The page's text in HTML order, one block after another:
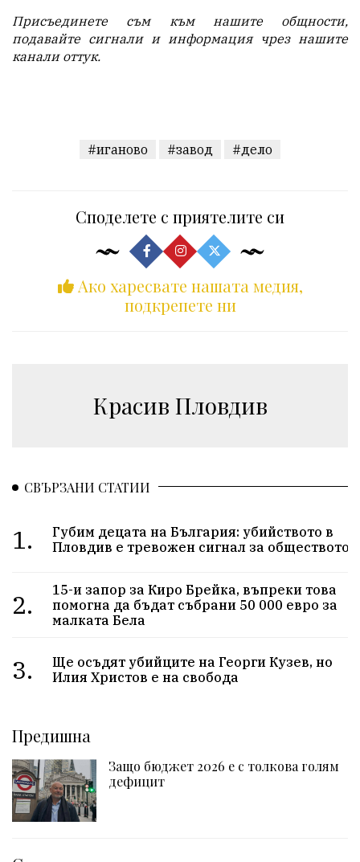
Присъединете съм към нашите общности,
подавайте сигнали и информация чрез нашите
канали оттук.
#иганово #завод #дело
Споделете с приятелите си
Ако харесвате нашата медия,
подкрепете ни
Красив Пловдив
СВЪРЗАНИ СТАТИИ
1.
Губим децата на България: убийството в
Пловдив е тревожен сигнал за обществото
2.
15-и запор за Киро Брейка, въпреки това
помогна да бъдат събрани 50 000 евро за
малката Бела
3.
Ще осъдят убийците на Георги Кузев, но
Илия Христов е на свобода
Предишна
Защо бюджет 2026 е с толкова голям
дефицит